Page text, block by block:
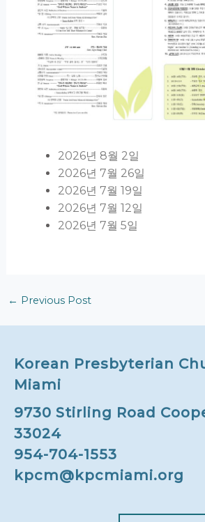
2026년 8월 2일
2026년 7월 26일
2026년 7월 19일
2026년 7월 12일
2026년 7월 5일
← Previous Post
Korean Presbyterian
Miami
9730 Stirling Road
33024
954-704-1553
kpcm@kpcmiami.org